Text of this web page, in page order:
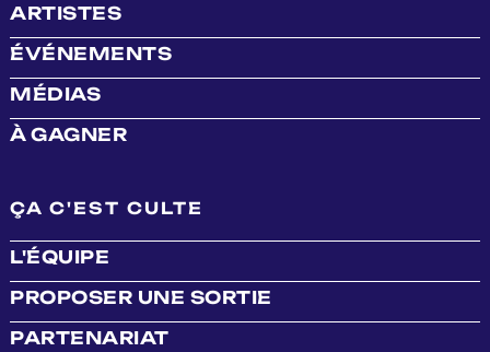
ARTISTES
ÉVÉNEMENTS
MÉDIAS
À GAGNER
ÇA C'EST CULTE
L'ÉQUIPE
PROPOSER UNE SORTIE
PARTENARIAT